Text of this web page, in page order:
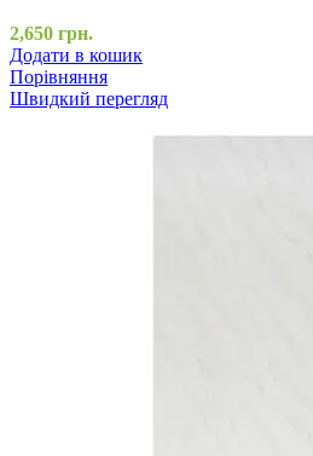
2,650 грн.
Додати в кошик
Порівняння
Швидкий перегляд